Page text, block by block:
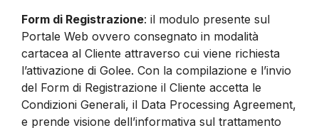
Form di Registrazione: il modulo presente sul
Portale Web ovvero consegnato in modalità
cartacea al Cliente attraverso cui viene richiesta
l’attivazione di Golee. Con la compilazione e l’invio
del Form di Registrazione il Cliente accetta le
Condizioni Generali, il Data Processing Agreement,
e prende visione dell’informativa sul trattamento